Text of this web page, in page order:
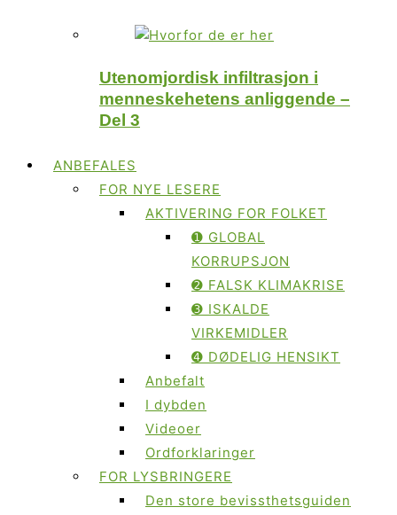
Utenomjordisk infiltrasjon i
menneskehetens anliggende –
Del 3
ANBEFALES
FOR NYE LESERE
AKTIVERING FOR FOLKET
➊ GLOBAL
KORRUPSJON
➋ FALSK KLIMAKRISE
➌ ISKALDE
VIRKEMIDLER
➍ DØDELIG HENSIKT
Anbefalt
I dybden
Videoer
Ordforklaringer
FOR LYSBRINGERE
Den store bevissthetsguiden